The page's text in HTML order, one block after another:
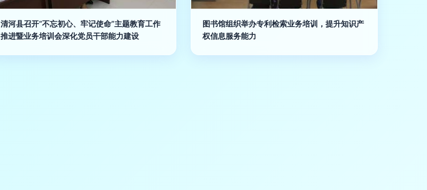
清河县召开“不忘初心、牢记使命”主题教育工作
推进暨业务培训会深化党员干部能力建设
图书馆组织举办专利检索业务培训，提升知识产
权信息服务能力